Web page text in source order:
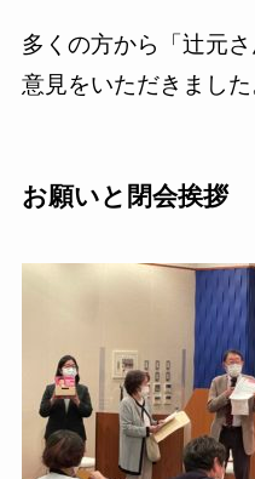
多くの方から「辻元
意見をいただきました
お願いと閉会挨拶